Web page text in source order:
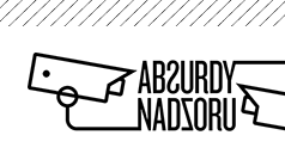
Przejdź
treści